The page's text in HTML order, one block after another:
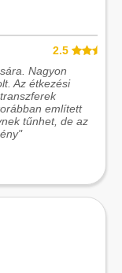
2.5
Nagyon
Az étkezési
említett
tűnhet, de az